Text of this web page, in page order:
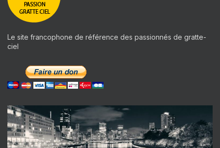
Le site francophone de référence des passionnés de gratte-
ciel